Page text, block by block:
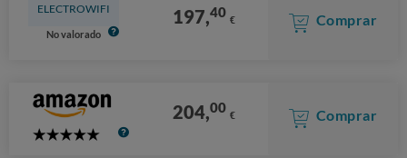
ELECTROWIFI
No valorado
197,40 € Comprar
5
204,00 € Comprar